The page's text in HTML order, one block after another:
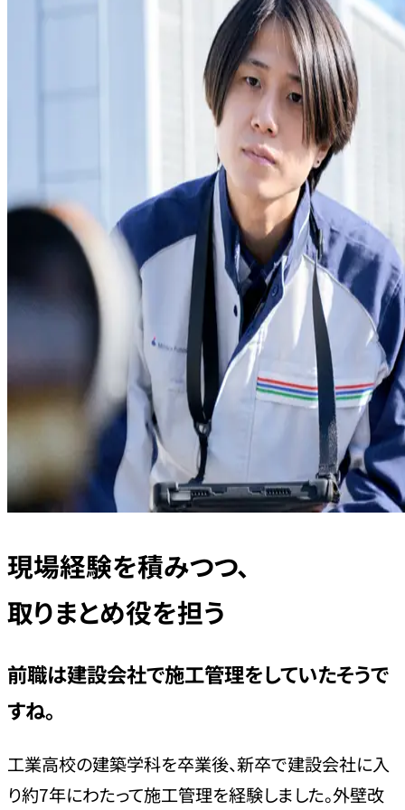
現場経験を積みつつ、
取りまとめ役を担う
前職は建設会社で施工管理をしていたそうで
すね。
工業高校の建築学科を卒業後、新卒で建設会社に入
り約7年にわたって施工管理を経験しました。外壁改